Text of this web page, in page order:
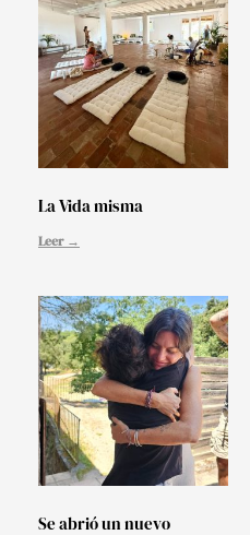
La Vida misma
Leer →
Se abrió un nuevo